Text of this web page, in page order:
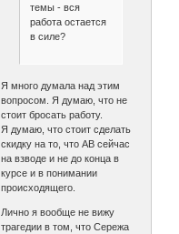
темы - вся
работа остается
в силе?
Я много думала над этим
вопросом. Я думаю, что не
стоит бросать работу.
Я думаю, что стоит сделать
скидку на то, что АВ сейчас
на взводе и не до конца в
курсе и в понимании
происходящего.
Лично я вообще не вижу
трагедии в том, что Сережа